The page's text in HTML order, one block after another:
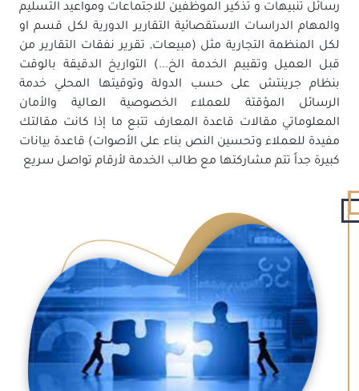
رسائل تنبيهات و تذكير الموظفين للاجتماعات ومواعيد التسليم
والمهام الدراسات الاستقصائية التقارير الدورية لكل قسم او
لكل المنظمة التجارية مثل (مبيعات, تقرير نفقات التقارير من
قبل العميل وتقييم الخدمة الخ...) التواريخ الدقيقة بالوقت
بنظام جرينتش على حسب الدولة وتوقيتها المحلي خدمة
الرسائل المؤقتة للعملاء الخصوصية العالية والأمان
المعلوماتي مقالات قاعدة المعارف تتبع ما إذا كانت مقالتك
مفيدة للعملاء وتحسين النص بناء على الأصوات) قاعدة بيانات
كبيرة جداً تتم مشاركتها مع طالب الخدمة لأرقام تواصل سريع